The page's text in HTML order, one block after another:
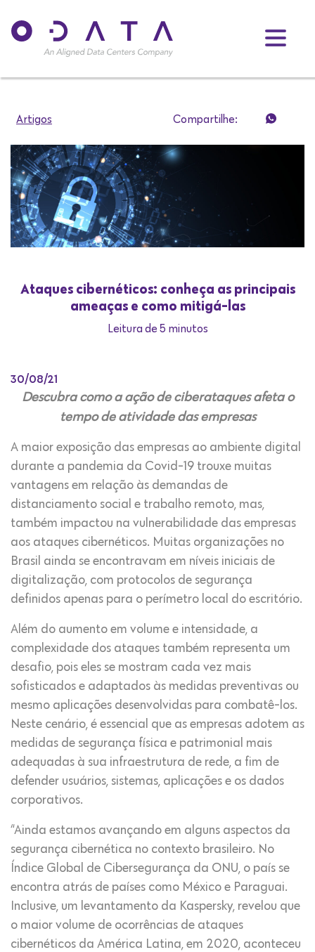
Artigos Compartilhe:
Ataques cibernéticos: conheça as principais
ameaças e como mitigá-las
Leitura de 5 minutos
30/08/21
Descubra como a ação de ciberataques afeta o
tempo de atividade das empresas
A maior exposição das empresas ao ambiente digital
durante a pandemia da Covid-19 trouxe muitas
vantagens em relação às demandas de
distanciamento social e trabalho remoto, mas,
também impactou na vulnerabilidade das empresas
aos ataques cibernéticos. Muitas organizações no
Brasil ainda se encontravam em níveis iniciais de
digitalização, com protocolos de segurança
definidos apenas para o perímetro local do escritório.
Além do aumento em volume e intensidade, a
complexidade dos ataques também representa um
desafio, pois eles se mostram cada vez mais
sofisticados e adaptados às medidas preventivas ou
mesmo aplicações desenvolvidas para combatê-los.
Neste cenário, é essencial que as empresas adotem as
medidas de segurança física e patrimonial mais
adequadas à sua infraestrutura de rede, a fim de
defender usuários, sistemas, aplicações e os dados
corporativos.
“Ainda estamos avançando em alguns aspectos da
segurança cibernética no contexto brasileiro. No
Índice Global de Cibersegurança da ONU, o país se
encontra atrás de países como México e Paraguai.
Inclusive, um levantamento da Kaspersky, revelou que
o maior volume de ocorrências de ataques
cibernéticos da América Latina, em 2020, aconteceu